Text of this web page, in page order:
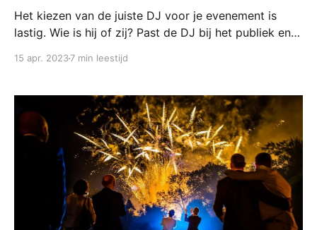
Het kiezen van de juiste DJ voor je evenement is
lastig. Wie is hij of zij? Past de DJ bij het publiek en
15 apr. 20237 min leestijd